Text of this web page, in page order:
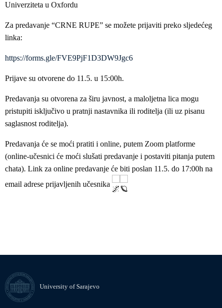
Univerziteta u Oxfordu
Za predavanje “CRNE RUPE” se možete prijaviti preko sljedećeg
linka:
https://forms.gle/FVE9PjF1D3DW9Jgc6
Prijave su otvorene do 11.5. u 15:00h.
Predavanja su otvorena za širu javnost, a maloljetna lica mogu
pristupiti isključivo u pratnji nastavnika ili roditelja (ili uz pisanu
saglasnost roditelja).
Predavanja će se moći pratiti i online, putem Zoom platforme
(online-učesnici će moći slušati predavanje i postaviti pitanja putem
chata). Link za online predavanje će biti poslan 11.5. do 17:00h na
email adrese prijavljenih učesnika
University of Sarajevo